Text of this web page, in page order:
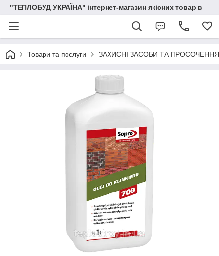
"ТЕПЛОБУД УКРАЇНА" інтернет-магазин якісних товарів
Товари та послуги ЗАХИСНІ ЗАСОБИ ТА